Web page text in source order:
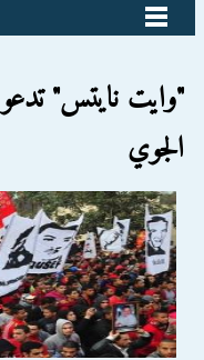
"وايت نايتس"
الجوي